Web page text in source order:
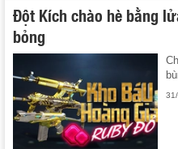
Đột Kích chào hè bằng
bỏng